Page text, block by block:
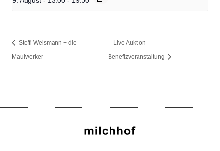
Steffi Weismann + die
Maulwerker
Live Auktion –
Benefizveranstaltung